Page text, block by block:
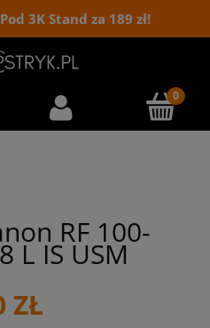
3K Stand za 189 zł!
RF 100-
L IS USM
ZŁ